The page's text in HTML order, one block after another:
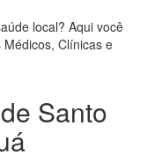
local? Aqui você
Médicos, Clínicas e
Santo